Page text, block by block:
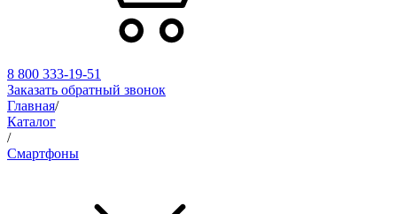
8 800 333-19-51
Заказать обратный звонок
Главная/
Каталог
/
Смартфоны